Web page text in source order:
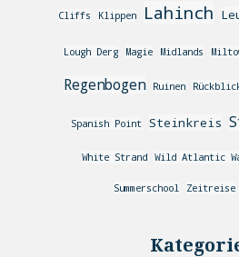
Cliffs Klippen Lahinch
Lough Derg Magie Midlands
Regenbogen Ruinen
Spanish Point Steinkreis
White Strand Wild Atlantic
Summerschool Zeitreise